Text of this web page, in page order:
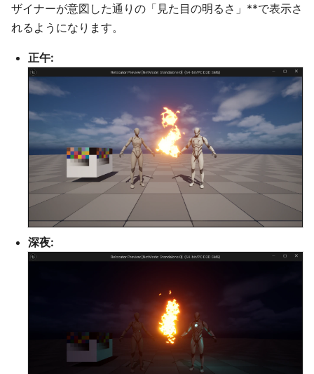
ザイナーが意図した通りの「見た目の明るさ」**で表示さ
れるようになります。
正午:
深夜: